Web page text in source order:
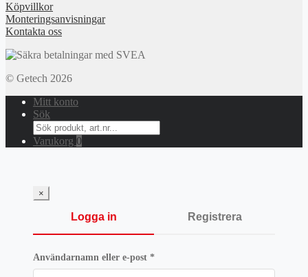
Köpvillkor
Monteringsanvisningar
Kontakta oss
© Getech 2026
Mitt konto
Sök
Search
for:
Varukorg 0
×
Logga in Registrera
Användarnamn eller e-post *Obligatoriskt